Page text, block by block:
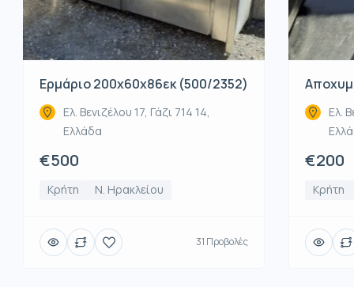
Ερμάριο 200x60x86εκ (500/2352)
Ελ. Βενιζέλου 17, Γάζι 714 14,
Ελλάδα
€500
Κρήτη Ν. Ηρακλείου
31 Προβολές
Ελ.
€200
Κρήτη